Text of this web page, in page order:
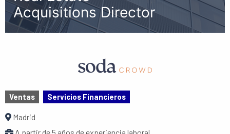
Acquisitions Director
Ventas Servicios Financieros
Madrid
A partir de 5 años de experiencia laboral